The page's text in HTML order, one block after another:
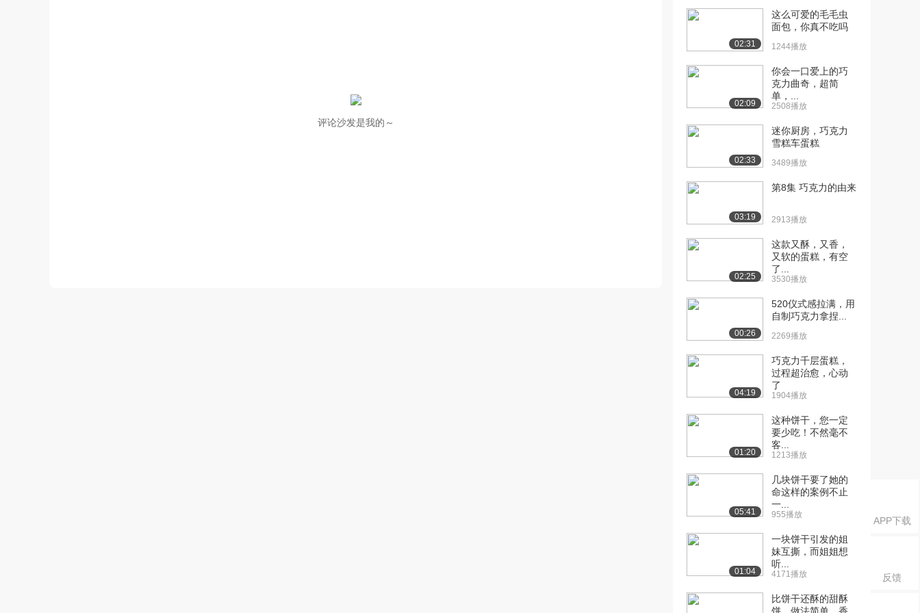
APP下载
反馈
评论沙发是我的～
[13] 麦兜
3.3万播放
[14] 漫画肉
01:56
[16] 玫瑰杂粮面包
3.0万播放
01:59
[17] 磨牙棒
[19] 能量棒 01:24
[20] 柠檬挞
2.9万播放
01:58
[22] 牛轧糖 01:36
3.1万播放
2.4万播放
[25] 狮子头 01:59
2.8万播放
2.5万播放
[28] 糖渍橙皮 02:05
02:31
这么可爱的毛毛虫
面包，你真不吃吗
1244播放
02:09
你会一口爱上的巧
克力曲奇，超简
单，...
2508播放
02:33
迷你厨房，巧克力
雪糕车蛋糕
3489播放
03:19
第8集 巧克力的由来
2913播放
02:25
这款又酥，又香，
又软的蛋糕，有空
了...
3530播放
00:26
520仪式感拉满，用
自制巧克力拿捏...
2269播放
04:19
巧克力千层蛋糕，
过程超治愈，心动
了
1904播放
01:20
这种饼干，您一定
要少吃！不然毫不
客...
1213播放
05:41
几块饼干要了她的
命这样的案例不止
一...
955播放
01:04
一块饼干引发的姐
妹互撕，而姐姐想
听...
4171播放
比饼干还酥的甜酥